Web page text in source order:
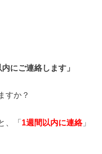
にご連絡します」
すか？
、「1週間以内に連絡」